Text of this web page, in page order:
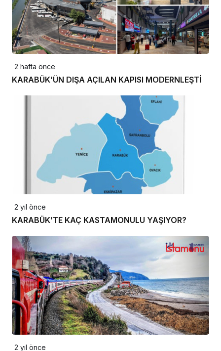
2 hafta önce
KARABÜK’ÜN DIŞA AÇILAN KAPISI MODERNLEŞTİ
2 yıl önce
KARABÜK’TE KAÇ KASTAMONULU YAŞIYOR?
2 yıl önce